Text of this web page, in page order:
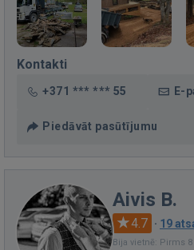
Kontakti
+371 *** *** 55 E-
Piedāvāt pasūtījumu
Aivis B.
4.7 · 19
Bija vietnē: Pirms 8